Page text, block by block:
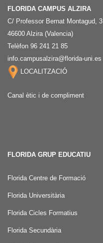
FLORIDA CAMPUS ALZIRA
C/ Professor Bernat Montagud, 3
46600 Alzira (Valencia)
Telèfon 96 241 21 85
info.campusalzira@florida-uni.es
LOCALITZACIÓ
Canal ètic i de compliment
FLORIDA GRUP EDUCATIU
Florida Centre de Formació
Florida Universitària
Florida Cicles Formatius
Florida Secundària